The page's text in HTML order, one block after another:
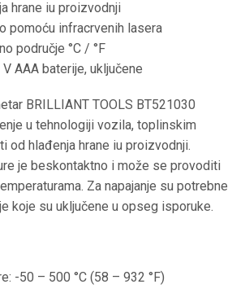
hrane iu proizvodnji
pomoću infracrvenih lasera
područje °C / °F
AAA baterije, uključene
BRILLIANT TOOLS BT521030
u tehnologiji vozila, toplinskim
od hlađenja hrane iu proizvodnji.
je beskontaktno i može se provoditi
Za napajanje su potrebne
koje su uključene u opseg isporuke.
-50 – 500 °C (58 – 932 °F)